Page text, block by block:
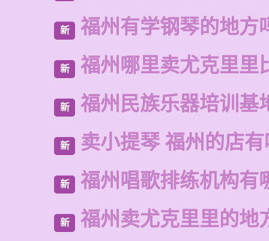
新 福州有学钢琴的地方
新 福州哪里卖尤克里里
新 福州民族乐器培训基
新 卖小提琴 福州的店
新 福州唱歌排练机构有
新 福州卖尤克里里的地